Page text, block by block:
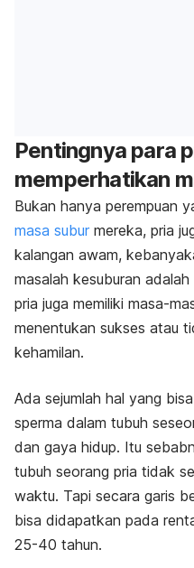
Pentingnya para
memperhatikan
Bukan hanya perempuan
masa subur mereka, pria
kalangan awam,
masalah kesuburan
pria juga memiliki masa-
menentukan sukses atau
kehamilan.
Ada sejumlah hal yang
sperma dalam tubuh
dan gaya hidup. Itu
tubuh seorang pria tidak
waktu. Tapi secara garis
bisa didapatkan pada
25-40 tahun.